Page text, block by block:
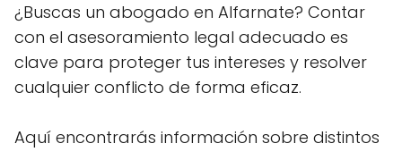
¿Buscas un abogado en Alfarnate? Contar
con el asesoramiento legal adecuado es
clave para proteger tus intereses y resolver
cualquier conflicto de forma eficaz.
Aquí encontrarás información sobre distintos